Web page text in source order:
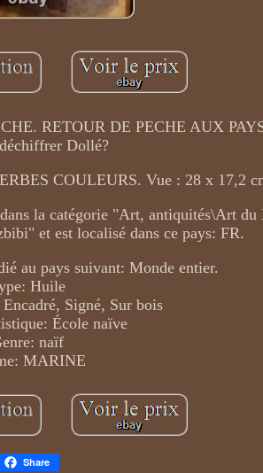
RETOUR DE PECHE AUX
Dollé?
COULEURS. Vue : 28 x 17,2
la catégorie "Art, antiquités\Art du
et est localisé dans ce pays: FR.
au pays suivant: Monde entier.
Huile
Signé, Sur bois
École naïve
naïf
MARINE
Share